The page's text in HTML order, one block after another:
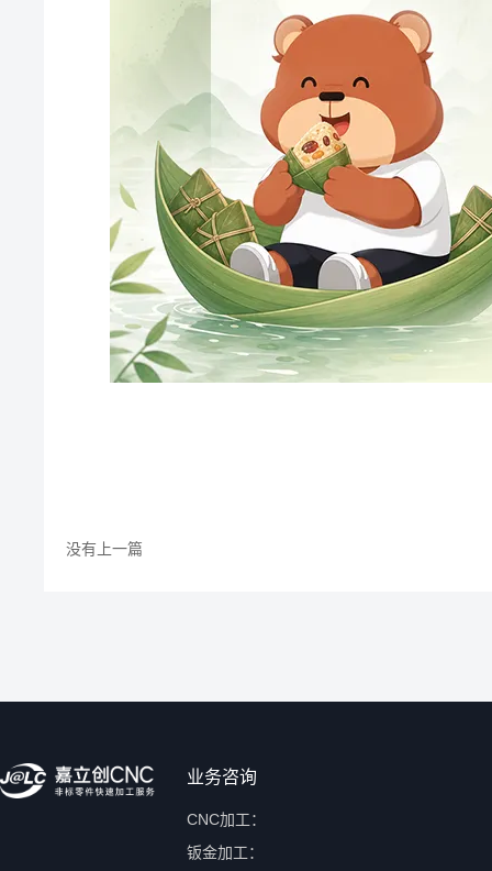
没有上一篇
业务咨询
CNC加工：
钣金加工：